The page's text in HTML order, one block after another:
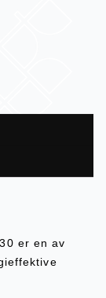
er en av